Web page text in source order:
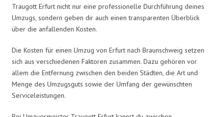
Traugott Erfurt nicht nur eine professionelle Durchführung deines
Umzugs, sondern geben dir auch einen transparenten Überblick
über die anfallenden Kosten.
Die Kosten für einen Umzug von Erfurt nach Braunschweig setzen
sich aus verschiedenen Faktoren zusammen. Dazu gehören vor
allem die Entfernung zwischen den beiden Städten, die Art und
Menge des Umzugsguts sowie der Umfang der gewünschten
Serviceleistungen.